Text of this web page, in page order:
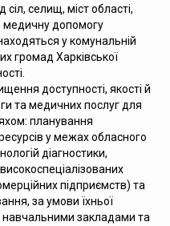
сіл, селищ, міст області,
медичну допомогу
у комунальній
громад Харківської
доступності, якості й
та медичних послуг для
планування
у межах обласного
діагностики,
високоспеціалізованих
підприємств) та
за умови їхньої
закладами та